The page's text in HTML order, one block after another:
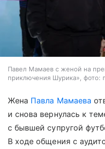
Павел Мамаев с женой на
приключения Шурика», фото:
Жена Павла Мамаева
и снова вернулась к
с бывшей супругой
В ходе общения с